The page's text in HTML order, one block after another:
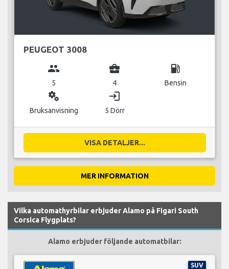
PEUGEOT 3008
group
5
business_center
4
local_gas_station
Bensin
miscellaneous_services
Bruksanvisning
login
5 Dörr
VISA DETALJER...
MER INFORMATION
Vilka automathyrbilar erbjuder Alamo på Figari South
Corsica Flygplats?
Alamo erbjuder följande automatbilar:
SUV